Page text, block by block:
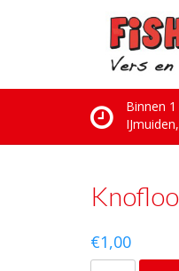
Binnen
€1,00